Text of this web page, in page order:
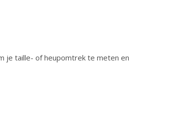
je taille- of heupomtrek te meten en